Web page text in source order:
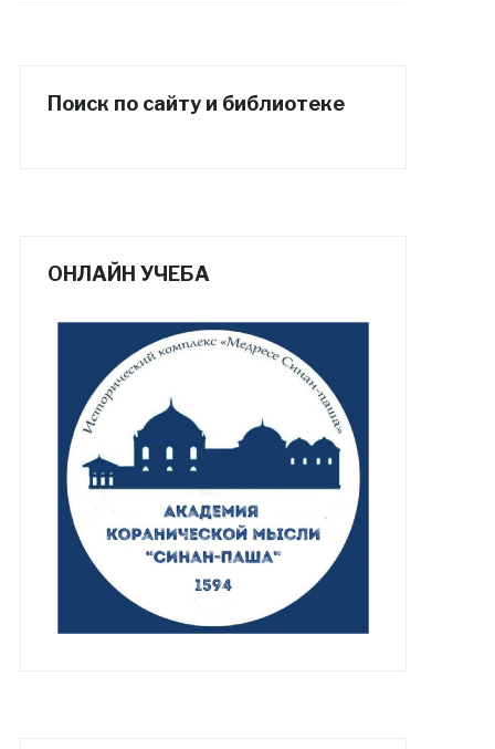
Поиск по сайту и библиотеке
ОНЛАЙН УЧЕБА